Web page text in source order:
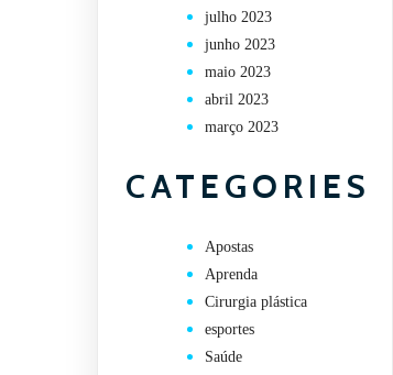
julho 2023
junho 2023
maio 2023
abril 2023
março 2023
CATEGORIES
Apostas
Aprenda
Cirurgia plástica
esportes
Saúde